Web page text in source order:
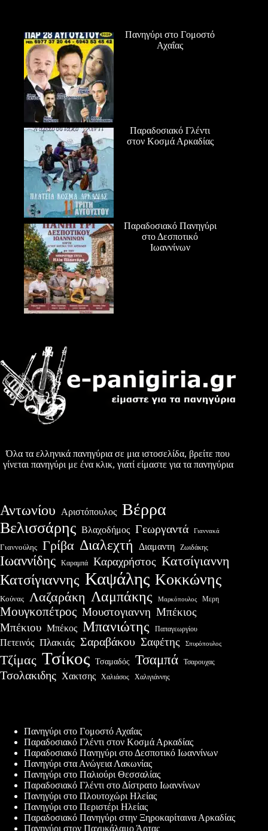
Πανηγύρι στο Γομοστό
Αχαΐας
Παραδοσιακό Γλέντι
στον Κοσμά Αρκαδίας
Παραδοσιακό Πανηγύρι
στο Δεσποτικό
Ιωαννίνων
Όλα τα ελληνικά πανηγύρια σε μια ιστοσελίδα, βρείτε που
γίνεται πανηγύρι με ένα κλικ, γιατί είμαστε για τα πανηγύρια
Αντωνίου Αριστόπουλος Βέρρα
Βελισσάρης Βλαχοδήμος Γεωργαντά Γιαννακά
Γιαννούλης Γρίβα Διαλεχτή Διαμαντη Ζωιδάκης
Ιωαννίδης Καραμπά Καραχρήστος Κατσίγιαννη
Κατσίγιαννης Καψάλης Κοκκώνης
Κούνας Λαζαράκη Λαμπάκης Μαρκόπουλος Μερη
Μουγκοπέτρος Μουστογιαννη Μπέκιος
Μπέκιου Μπέκος Μπανιώτης Παπαγεωργίου
Πετεινός Πλακιάς Σαραβάκου Σαφέτης Σπυρόπουλος
Τζίμας Τσίκος Τσαμαδός Τσαμπά Τσαρουχας
Τσολακιδης Χακτσης Χαλιάσος Χαλιγιάννης
Πανηγύρι στο Γομοστό Αχαΐας
Παραδοσιακό Γλέντι στον Κοσμά Αρκαδίας
Παραδοσιακό Πανηγύρι στο Δεσποτικό Ιωαννίνων
Πανηγύρι στα Ανώγεια Λακωνίας
Πανηγύρι στο Παλιούρι Θεσσαλίας
Παραδοσιακό Γλέντι στο Δίστρατο Ιωαννίνων
Πανηγύρι στο Πλουτοχώρι Ηλείας
Πανηγύρι στο Περιστέρι Ηλείας
Παραδοσιακό Πανηγύρι στην Ξηροκαρίταινα Αρκαδίας
Πανηγύρι στον Παχυκάλαμο Άρτας